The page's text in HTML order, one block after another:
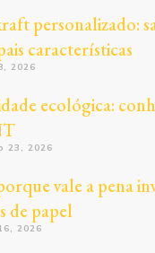
personalizado:
características
2026
ecológica:
23, 2026
vale a pena
de papel
2026